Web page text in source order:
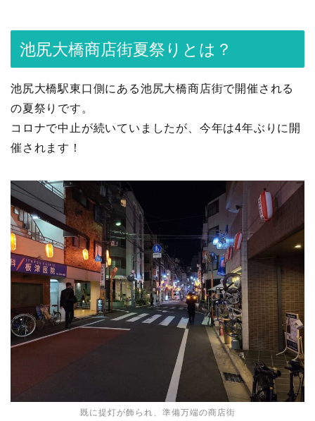
池尻大橋商店街夏祭りとは？
池尻大橋駅東口側にある池尻大橋商店街で開催される
の夏祭りです。
コロナで中止が続いていましたが、今年は4年ぶりに開
催されます！
既に提灯が飾られ、準備万端の商店街